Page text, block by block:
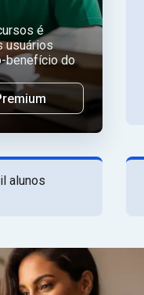
é
usuários
benefício do
alunos